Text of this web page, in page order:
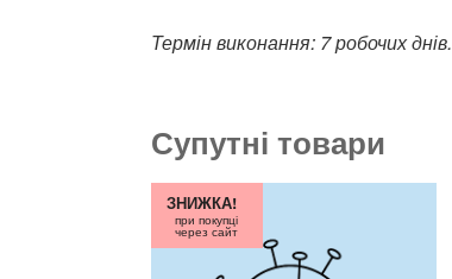
Термін виконання: 7 робочих днів.
Супутні товари
ЗНИЖКА!
при покупці
через сайт